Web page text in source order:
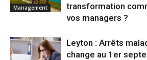
Management
transformation
vos managers ?
Leyton : Arrêts
change au 1er